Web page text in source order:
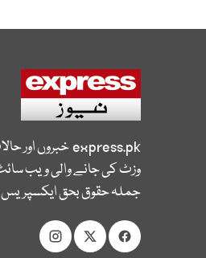
express.pkخبروں اور
وزٹ کی جانے والی ویب
جملہ حقوق بحق ایکسپریس